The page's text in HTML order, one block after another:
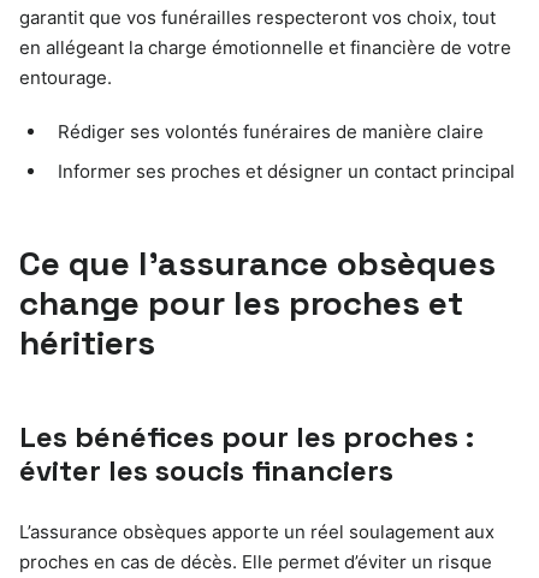
garantit que vos funérailles respecteront vos choix, tout
en allégeant la charge émotionnelle et financière de votre
entourage.
Rédiger ses volontés funéraires de manière claire
Informer ses proches et désigner un contact principal
Ce que l’assurance obsèques
change pour les proches et
héritiers
Les bénéfices pour les proches :
éviter les soucis financiers
L’assurance obsèques apporte un réel soulagement aux
proches en cas de décès. Elle permet d’éviter un risque